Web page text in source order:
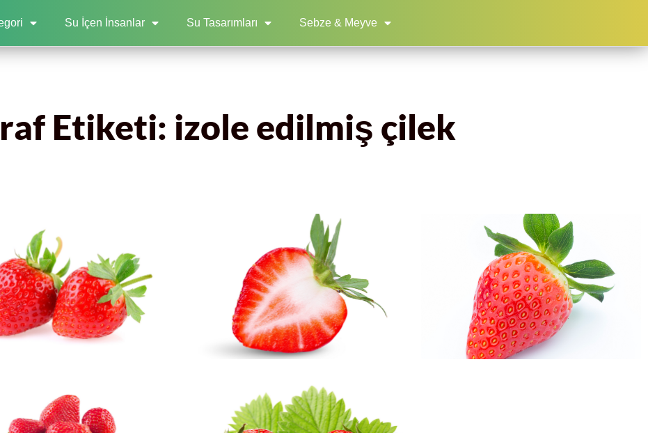
Su İçen İnsanlar Su Tasarımları Sebze & Meyve
Etiketi: izole edilmiş çilek